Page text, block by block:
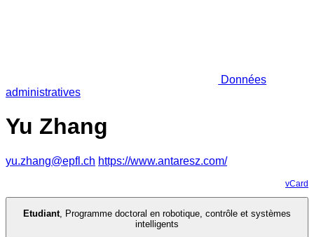
Données
administratives
Yu Zhang
yu.zhang@epfl.ch https://www.antaresz.com/
vCard
Etudiant, Programme doctoral en robotique, contrôle et systèmes
intelligents